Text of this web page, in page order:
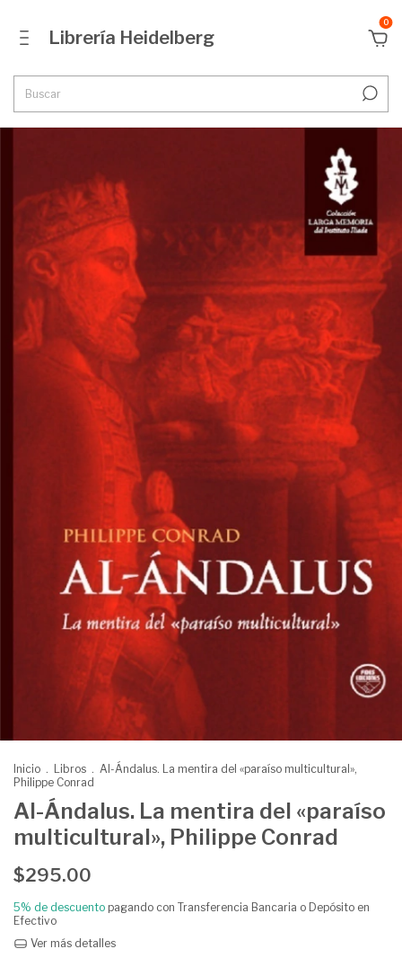
Librería Heidelberg
0
Inicio . Libros . Al-Ándalus. La mentira del «paraíso multicultural»,
Philippe Conrad
Al-Ándalus. La mentira del «paraíso
multicultural», Philippe Conrad
$295.00
5% de descuento pagando con Transferencia Bancaria o Depósito en
Efectivo
Ver más detalles